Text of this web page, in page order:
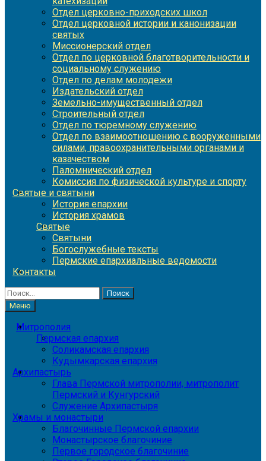
Отдел церковно-приходских школ
Отдел церковной истории и канонизации
святых
Миссионерский отдел
Отдел по церковной благотворительности и
социальному служению
Отдел по делам молодежи
Издательский отдел
Земельно-имущественный отдел
Строительный отдел
Отдел по тюремному служению
Отдел по взаимоотношению с вооруженными
силами, правоохранительными органами и
казачеством
Паломнический отдел
Комиссия по физической культуре и спорту
Святые и святыни
История епархии
История храмов
Святые
Святыни
Богослужебные тексты
Пермские епархиальные ведомости
Контакты
Найти:
Меню
Митрополия
Пермская епархия
Соликамская епархия
Кудымкарская епархия
Архипастырь
Глава Пермской митрополии, митрополит
Пермский и Кунгурский
Служение Архипастыря
Храмы и монастыри
Благочинные Пермской епархии
Монастырское благочиние
Первое городское благочиние